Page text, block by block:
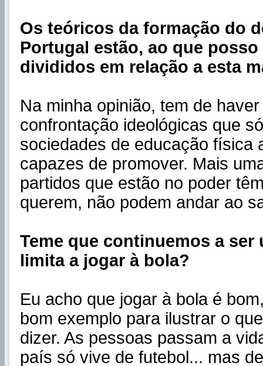
Os teóricos da formação do
Portugal estão, ao que
divididos em relação a esta
Na minha opinião, tem de
confrontação ideológicas que
sociedades de educação física
capazes de promover. Mais
partidos que estão no poder
querem, não podem andar ao
Teme que continuemos a ser
limita a jogar à bola?
Eu acho que jogar à bola é
bom exemplo para ilustrar o
dizer. As pessoas passam a
país só vive de futebol... mas